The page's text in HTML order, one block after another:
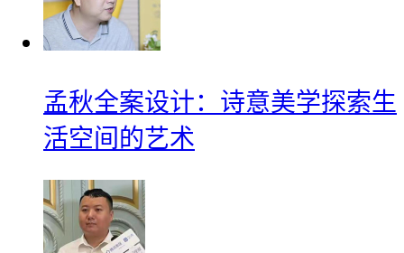
孟秋全案设计：诗意美学探索生
活空间的艺术